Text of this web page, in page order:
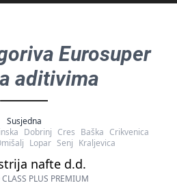
Eurosuper
aditivima
Susjedna
Dobrinj Cres Baška Crikvenica
Lopar Senj Kraljevica
nafte d.d.
PLUS PREMIUM